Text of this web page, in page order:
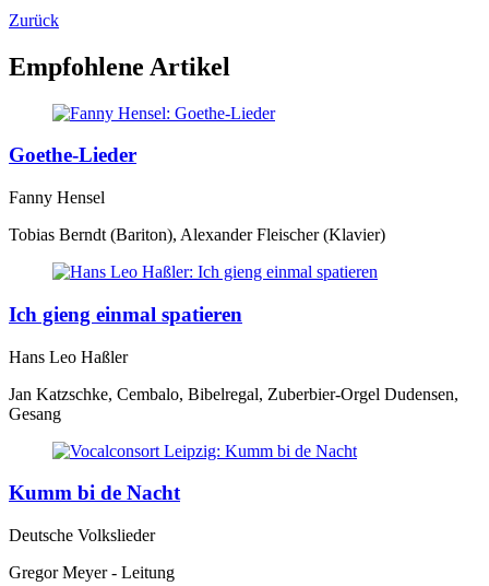
Zurück
Empfohlene Artikel
Goethe-Lieder
Fanny Hensel
Tobias Berndt (Bariton), Alexander Fleischer (Klavier)
Ich gieng einmal spatieren
Hans Leo Haßler
Jan Katzschke, Cembalo, Bibelregal, Zuberbier-Orgel Dudensen,
Gesang
Kumm bi de Nacht
Deutsche Volkslieder
Gregor Meyer - Leitung